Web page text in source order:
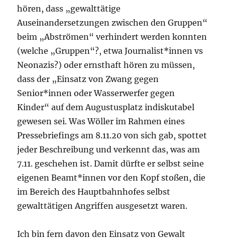
hören, dass „gewalttätige
Auseinandersetzungen zwischen den Gruppen“
beim „Abströmen“ verhindert werden konnten
(welche „Gruppen“?, etwa Journalist*innen vs
Neonazis?) oder ernsthaft hören zu müssen,
dass der „Einsatz von Zwang gegen
Senior*innen oder Wasserwerfer gegen
Kinder“ auf dem Augustusplatz indiskutabel
gewesen sei. Was Wöller im Rahmen eines
Pressebriefings am 8.11.20 von sich gab, spottet
jeder Beschreibung und verkennt das, was am
7.11. geschehen ist. Damit dürfte er selbst seine
eigenen Beamt*innen vor den Kopf stoßen, die
im Bereich des Hauptbahnhofes selbst
gewalttätigen Angriffen ausgesetzt waren.
Ich bin fern davon den Einsatz von Gewalt